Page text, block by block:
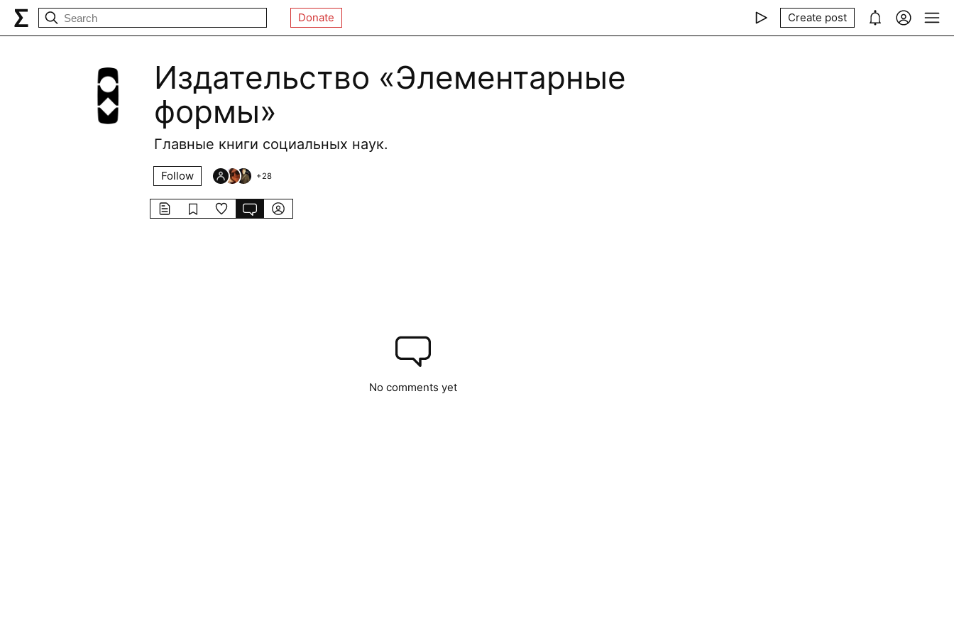
Donate Create post
Издательство «Элементарные
формы»
Главные книги социальных наук.
Follow +28
No comments yet